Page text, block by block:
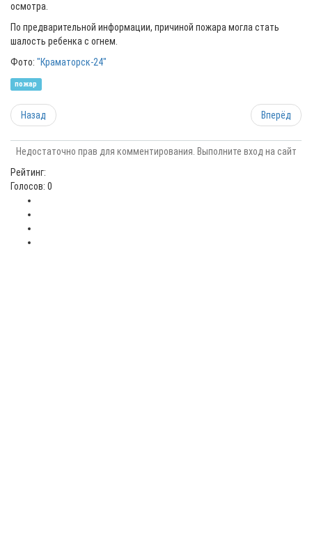
осмотра.
По предварительной информации, причиной пожара могла стать
шалость ребенка с огнем.
Фото: "Краматорск-24"
пожар
Назад Вперёд
Недостаточно прав для комментирования. Выполните вход на сайт
Рейтинг:
Голосов: 0